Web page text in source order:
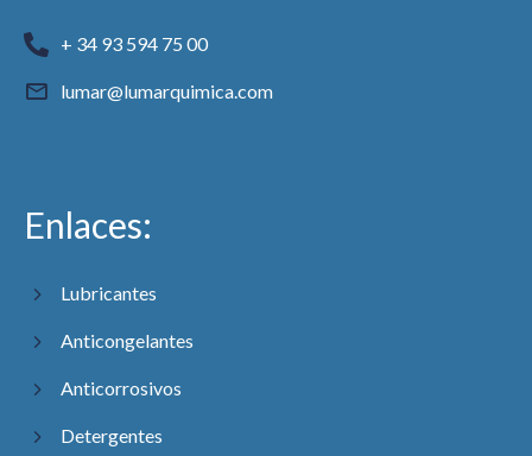
+ 34 93 594 75 00
lumar@lumarquimica.com
Enlaces:
Lubricantes
Anticongelantes
Anticorrosivos
Detergentes